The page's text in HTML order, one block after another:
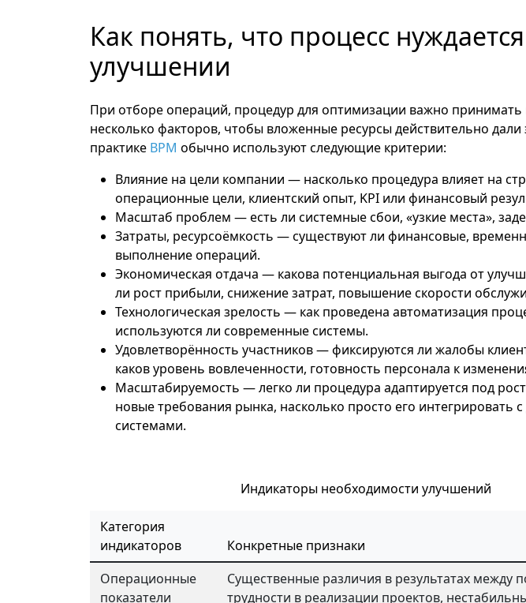
Как понять, что процесс
улучшении
При отборе операций, процедур для оптимизации важно
несколько факторов, чтобы вложенные ресурсы действительно дали
практике BPM обычно используют следующие критерии:
Влияние на цели компании — насколько процедура влияет на
операционные цели, клиентский опыт, KPI или финансовый
Масштаб проблем — есть ли системные сбои, «узкие места»,
Затраты, ресурсоёмкость — существуют ли финансовые,
выполнение операций.
Экономическая отдача — какова потенциальная выгода от
ли рост прибыли, снижение затрат, повышение скорости
Технологическая зрелость — как проведена автоматизация
используются ли современные системы.
Удовлетворённость участников— фиксируются ли жалобы
каков уровень вовлеченности, готовность персонала к
Масштабируемость — легко ли процедура адаптируется под
новые требования рынка, насколько просто его интегрировать
системами.
Индикаторы необходимости улучшений
Категория
индикаторов
Конкретные признаки
Операционные
показатели
Существенные различия в результатах между
трудности в реализации проектов,